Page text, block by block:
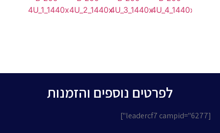
לפרטים נוספים והזמנות
[leadercf7 campid="6277"]